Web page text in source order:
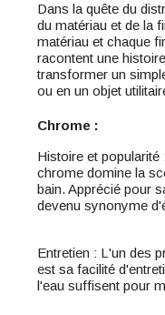
Dans la quête du
du matériau et de la
matériau et chaque
racontent une
transformer un
ou en un objet
Chrome :
Histoire et popularité
chrome domine la
bain. Apprécié pour
devenu synonyme
Entretien : L'un des
est sa facilité
l'eau suffisent pour